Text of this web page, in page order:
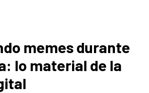
memes durante
lo material de la